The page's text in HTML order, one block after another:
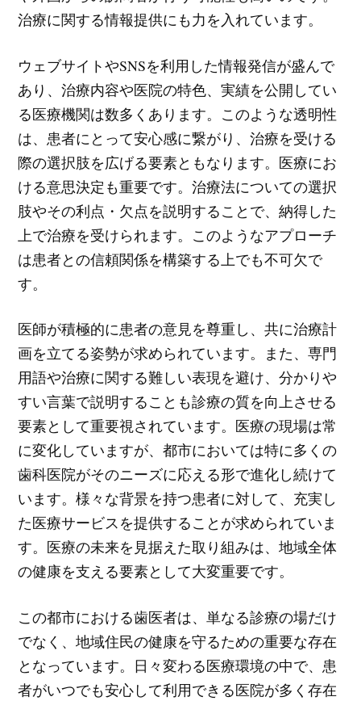
治療に関する情報提供にも力を入れています。
ウェブサイトやSNSを利用した情報発信が盛んで
あり、治療内容や医院の特色、実績を公開してい
る医療機関は数多くあります。このような透明性
は、患者にとって安心感に繋がり、治療を受ける
際の選択肢を広げる要素ともなります。医療にお
ける意思決定も重要です。治療法についての選択
肢やその利点・欠点を説明することで、納得した
上で治療を受けられます。このようなアプローチ
は患者との信頼関係を構築する上でも不可欠で
す。
医師が積極的に患者の意見を尊重し、共に治療計
画を立てる姿勢が求められています。また、専門
用語や治療に関する難しい表現を避け、分かりや
すい言葉で説明することも診療の質を向上させる
要素として重要視されています。医療の現場は常
に変化していますが、都市においては特に多くの
歯科医院がそのニーズに応える形で進化し続けて
います。様々な背景を持つ患者に対して、充実し
た医療サービスを提供することが求められていま
す。医療の未来を見据えた取り組みは、地域全体
の健康を支える要素として大変重要です。
この都市における歯医者は、単なる診療の場だけ
でなく、地域住民の健康を守るための重要な存在
となっています。日々変わる医療環境の中で、患
者がいつでも安心して利用できる医院が多く存在